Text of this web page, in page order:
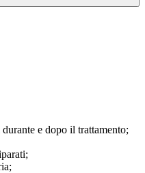
e dopo il trattamento;